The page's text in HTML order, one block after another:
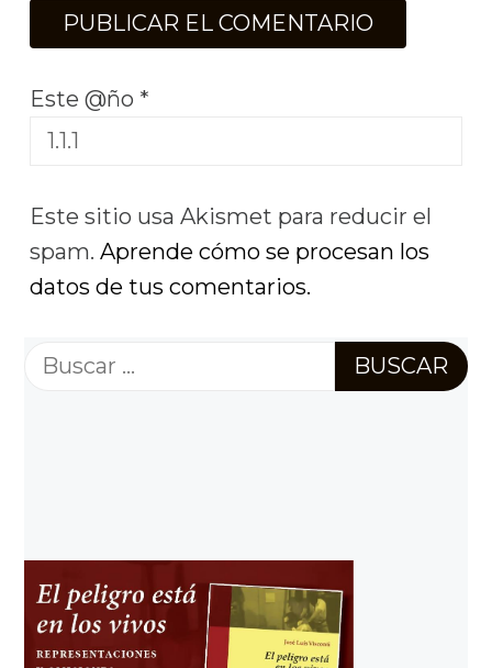
Este @ño *
Este sitio usa Akismet para reducir el
spam. Aprende cómo se procesan los
datos de tus comentarios.
Buscar: